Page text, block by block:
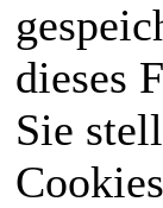
dieses
Sie